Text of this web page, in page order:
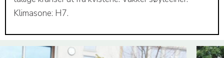
Klimasone: H7.